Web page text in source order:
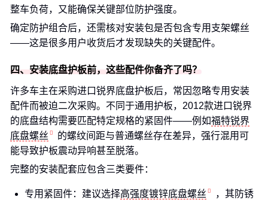
整车负荷，又能确保关键部位防护强度。
确定防护组合后，还需核对安装包是否包含专用支架螺丝
——这是很多用户收货后才发现缺失的关键配件。
四、安装底盘护板前，这些配件你备齐了吗？
许多车主在采购进口锐界底盘护板后，常因忽略专用安装
配件而被迫二次采购。不同于通用护板，2012款进口锐界
的底盘结构需要匹配特定规格的紧固件——例如福特锐界
底盘螺丝
的螺纹间距与普通螺丝存在差异，强行混用可
能导致护板震动异响甚至脱落。
完整的安装配套应包含三类要件：
专用紧固件：建议选择高强度镀锌底盘螺丝
，其防锈